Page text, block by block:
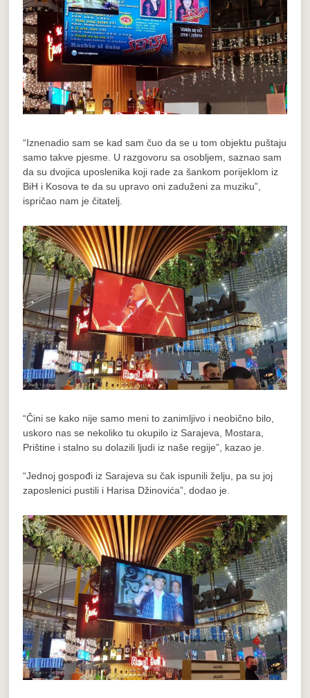
“Iznenadio sam se kad sam čuo da se u tom objektu puštaju
samo takve pjesme. U razgovoru sa osobljem, saznao sam
da su dvojica uposlenika koji rade za šankom porijeklom iz
BiH i Kosova te da su upravo oni zaduženi za muziku”,
ispričao nam je čitatelj.
“Čini se kako nije samo meni to zanimljivo i neobično bilo,
uskoro nas se nekoliko tu okupilo iz Sarajeva, Mostara,
Prištine i stalno su dolazili ljudi iz naše regije”, kazao je.
“Jednoj gospođi iz Sarajeva su čak ispunili želju, pa su joj
zaposlenici pustili i Harisa Džinovića”, dodao je.